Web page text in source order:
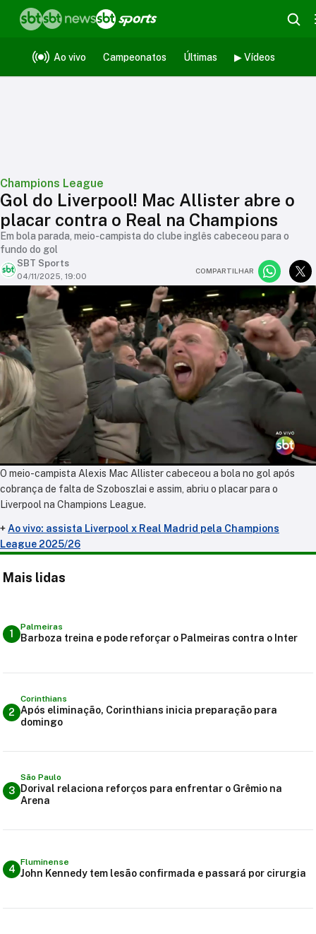
Ao vivo Campeonatos Últimas ▶ Vídeos
Champions League
Gol do Liverpool! Mac Allister abre o
placar contra o Real na Champions
Em bola parada, meio-campista do clube inglês cabeceou para o
fundo do gol
SBT Sports
04/11/2025, 19:00
COMPARTILHAR
O meio-campista Alexis Mac Allister cabeceou a bola no gol após
cobrança de falta de Szoboszlai e assim, abriu o placar para o
Liverpool na Champions League.
+ Ao vivo: assista Liverpool x Real Madrid pela Champions
League 2025/26
Mais lidas
1
Palmeiras
Barboza treina e pode reforçar o Palmeiras contra o Inter
2
Corinthians
Após eliminação, Corinthians inicia preparação para
domingo
3
São Paulo
Dorival relaciona reforços para enfrentar o Grêmio na
Arena
4
Fluminense
John Kennedy tem lesão confirmada e passará por cirurgia